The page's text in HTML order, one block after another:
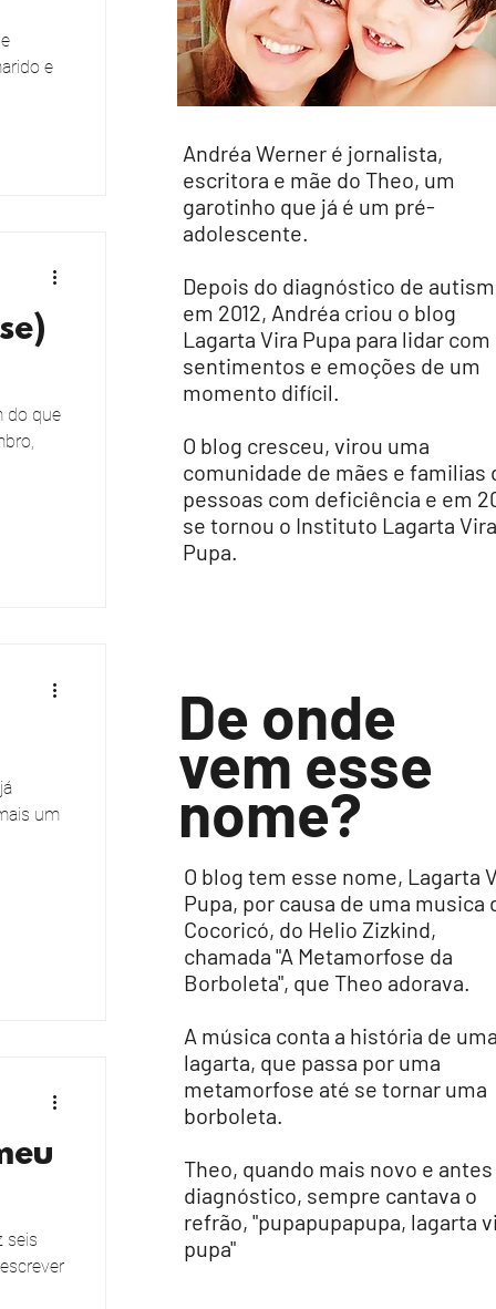
e
do que
um
seis
Andréa Werner é jornalista,
escritora e mãe do Theo, um
garotinho que já é um pré-
adolescente.
Depois do diagnóstico de
em 2012, Andréa criou o blog
Lagarta Vira Pupa para lidar com
sentimentos e emoções de um
momento difícil.
O blog cresceu, virou uma
comunidade de mães e familias
pessoas com deficiência e em
se tornou o Instituto Lagarta Vira
Pupa.
De onde
vem esse
nome?
O blog tem esse nome, Lagarta
Pupa, por causa de uma musica
Cocoricó, do Helio Zizkind,
chamada "A Metamorfose da
Borboleta", que Theo adorava.
A música conta a história de
lagarta, que passa por uma
metamorfose até se tornar uma
borboleta.
Theo, quando mais novo e
diagnóstico, sempre cantava o
refrão, "pupapupapupa, lagarta
pupa"